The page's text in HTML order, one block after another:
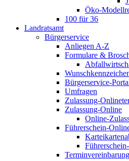
Öko-
100 für 36
Landratsamt
Bürgerservice
Anliegen A-Z
Formulare &
Bürgerservice-
Umfragen
Zulassung-
Zulassung-Online
Online-
Führerschein-
Terminvereinbarung